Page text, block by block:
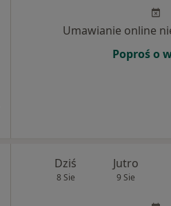
Umawianie online
Poproś o
Dziś
8 Sie
Jutro
9 Sie